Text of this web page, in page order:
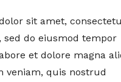
sit amet,
sed do eiusmod tempor
et dolore magna
veniam, quis nostrud